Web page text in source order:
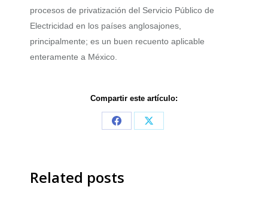
procesos de privatización del Servicio Público de
Electricidad en los países anglosajones,
principalmente; es un buen recuento aplicable
enteramente a México.
Compartir este artículo:
Share
Share
Related posts